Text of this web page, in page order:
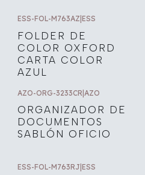
ESS-FOL-M763AZ ESS
FOLDER DE
COLOR OXFORD
CARTA COLOR
AZUL
AZO-ORG-3233CR|AZO
ORGANIZADOR DE
DOCUMENTOS
SABLÓN OFICIO
ESS-FOL-M763RJ ESS